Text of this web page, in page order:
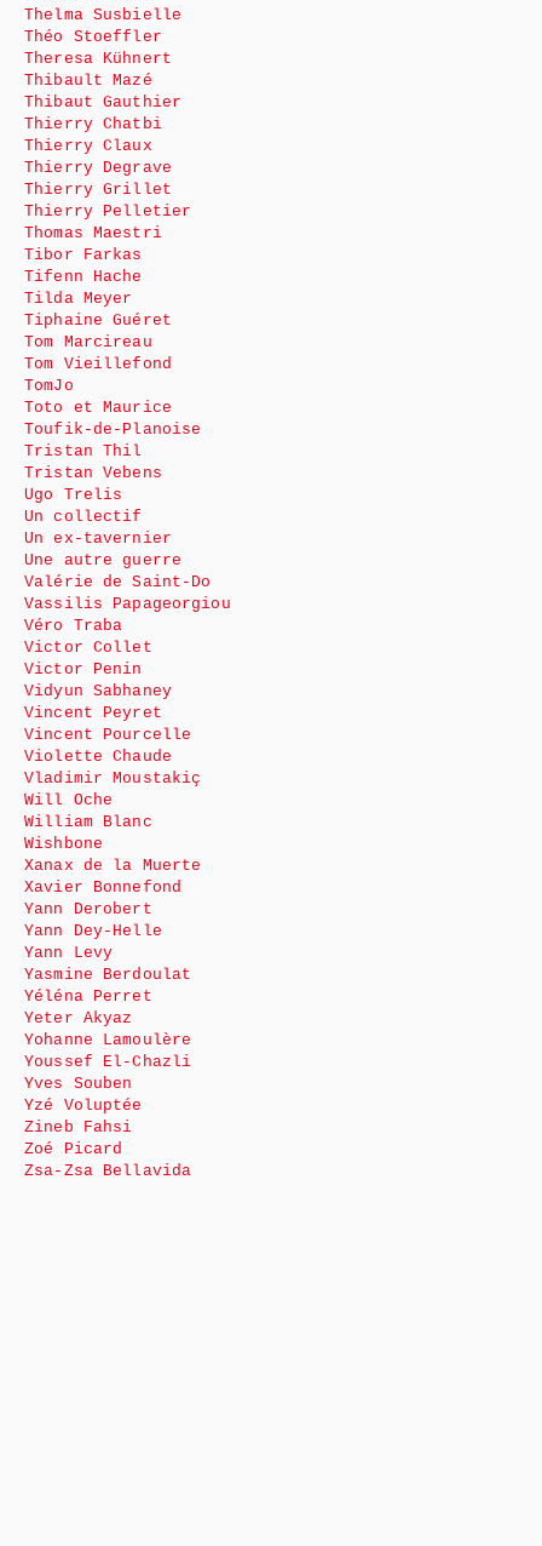
Thelma Susbielle
Théo Stoeffler
Theresa Kühnert
Thibault Mazé
Thibaut Gauthier
Thierry Chatbi
Thierry Claux
Thierry Degrave
Thierry Grillet
Thierry Pelletier
Thomas Maestri
Tibor Farkas
Tifenn Hache
Tilda Meyer
Tiphaine Guéret
Tom Marcireau
Tom Vieillefond
TomJo
Toto et Maurice
Toufik-de-Planoise
Tristan Thil
Tristan Vebens
Ugo Trelis
Un collectif
Un ex-tavernier
Une autre guerre
Valérie de Saint-Do
Vassilis Papageorgiou
Véro Traba
Victor Collet
Victor Penin
Vidyun Sabhaney
Vincent Peyret
Vincent Pourcelle
Violette Chaude
Vladimir Moustakiç
Will Oche
William Blanc
Wishbone
Xanax de la Muerte
Xavier Bonnefond
Yann Derobert
Yann Dey-Helle
Yann Levy
Yasmine Berdoulat
Yéléna Perret
Yeter Akyaz
Yohanne Lamoulère
Youssef El-Chazli
Yves Souben
Yzé Voluptée
Zineb Fahsi
Zoé Picard
Zsa-Zsa Bellavida